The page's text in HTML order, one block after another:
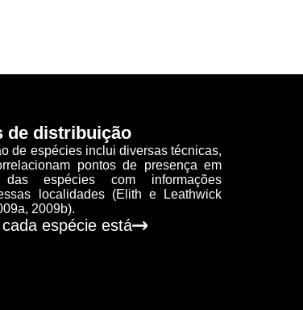
de distribuição
de espécies inclui diversas técnicas,
pontos de presença em
das espécies com informações
localidades (Elith e Leathwick
2009b).
espécie está